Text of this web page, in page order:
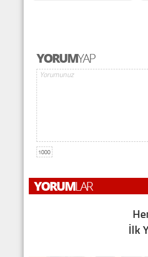
1000
İlk